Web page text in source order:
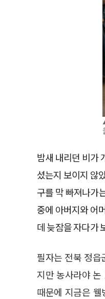
밤새 내리던 비가
셨는지 보이지 않
구를 막 빠져나가
중에 아버지와 어
데 늦잠을 자다가
필자는 전북 정
지만 농사라야
때문에 지금은